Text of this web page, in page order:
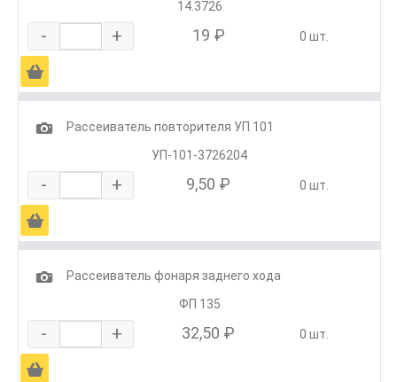
14.3726
- + 19 ₽ 0 шт.
Ä
1
Рассеиватель повторителя УП 101
УП-101-3726204
- + 9,50 ₽ 0 шт.
Ä
1
Рассеиватель фонаря заднего хода
ФП 135
- + 32,50 ₽ 0 шт.
Ä